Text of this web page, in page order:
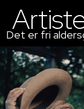
Det er fri